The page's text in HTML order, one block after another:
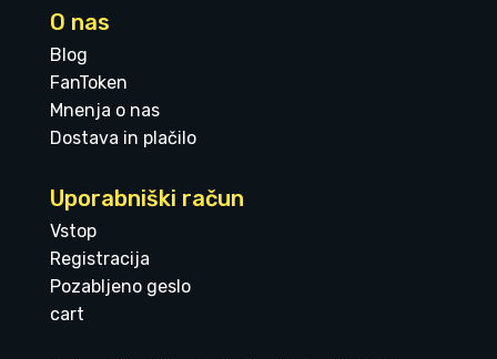
O nas
Blog
FanToken
Mnenja o nas
Dostava in plačilo
Uporabniški račun
Vstop
Registracija
Pozabljeno geslo
cart